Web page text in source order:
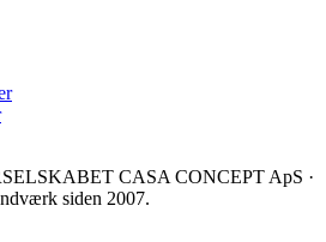
CASA CONCEPT ApS ·
siden 2007.